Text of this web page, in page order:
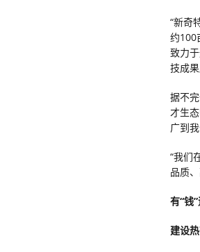
“新奇
约100
致力
技成
据不
才生
广到
“我们
品质
有“钱
建设